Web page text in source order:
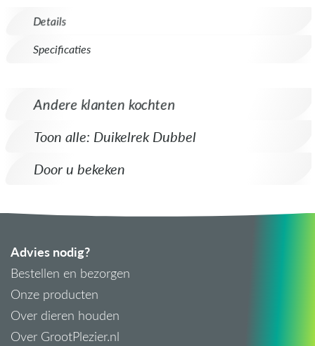
Details
Specificaties
Andere klanten kochten
Toon alle: Duikelrek Dubbel
Door u bekeken
Advies nodig?
Bestellen en bezorgen
Onze producten
Over dieren houden
Over GrootPlezier.nl